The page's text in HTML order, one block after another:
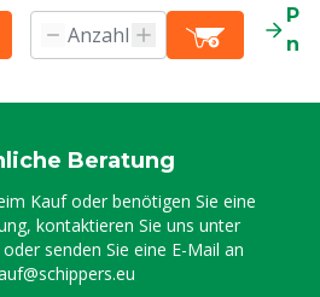
Beratung
Kauf oder benötigen Sie eine
kontaktieren Sie uns unter
oder senden Sie eine E-Mail an